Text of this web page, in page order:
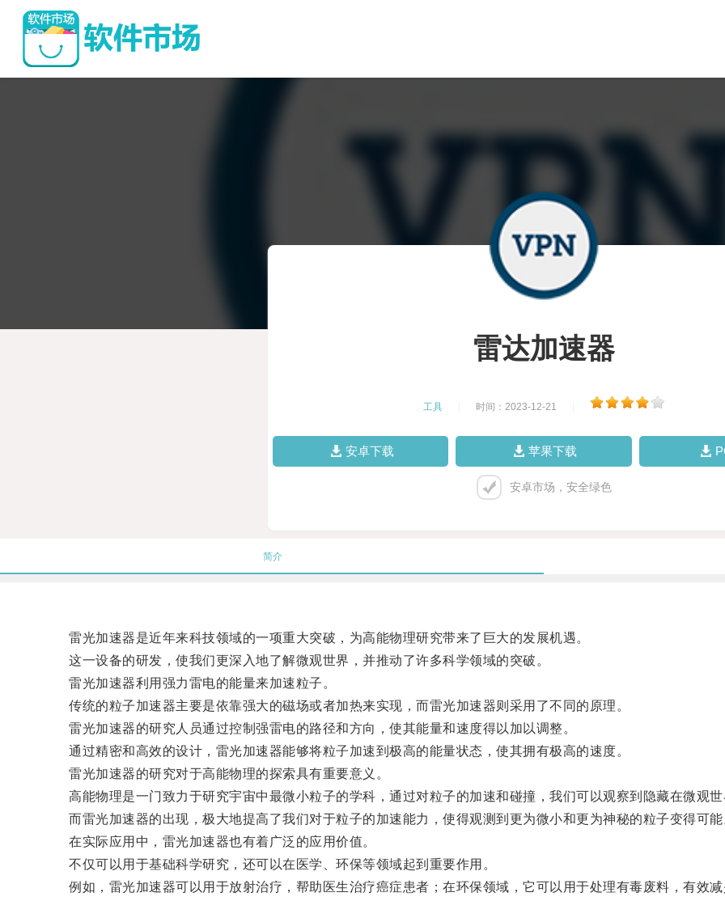
雷达加速器
工具 时间：2023-12-21
安卓下载 苹果下载
安卓市场，安全绿色
简介
雷光加速器是近年来科技领域的一项重大突破，为高能物理研究带来了巨大的发展机遇。
这一设备的研发，使我们更深入地了解微观世界，并推动了许多科学领域的突破。
雷光加速器利用强力雷电的能量来加速粒子。
传统的粒子加速器主要是依靠强大的磁场或者加热来实现，而雷光加速器则采用了不同的原理。
雷光加速器的研究人员通过控制强雷电的路径和方向，使其能量和速度得以加以调整。
通过精密和高效的设计，雷光加速器能够将粒子加速到极高的能量状态，使其拥有极高的速度。
雷光加速器的研究对于高能物理的探索具有重要意义。
高能物理是一门致力于研究宇宙中最微小粒子的学科，通过对粒子的加速和碰撞，我们可以观察到隐藏在微观世
而雷光加速器的出现，极大地提高了我们对于粒子的加速能力，使得观测到更为微小和更为神秘的粒子变得可能
在实际应用中，雷光加速器也有着广泛的应用价值。
不仅可以用于基础科学研究，还可以在医学、环保等领域起到重要作用。
例如，雷光加速器可以用于放射治疗，帮助医生治疗癌症患者；在环保领域，它可以用于处理有毒废料，有效减